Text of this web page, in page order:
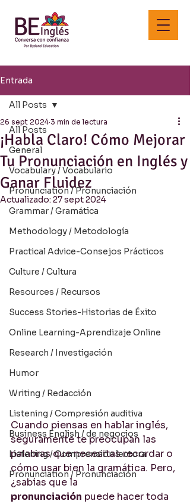
Entrada
All Posts
General
Vocabulary / Vocabulario
Pronunciation / Pronunciación
Grammar / Gramática
Methodology / Metodología
Practical Advice-Consejos Prácticos
Culture / Cultura
Resources / Recursos
Success Stories-Historias de Éxito
Online Learning-Aprendizaje Online
Research / Investigación
Humor
Writing / Redacción
Listening / Compresión auditiva
Business English / de negocios
Listening / Comprensión lectora
Pronunciation / Pronunciación
All Posts
¡Habla Claro! Cómo Mejorar
Tu Pronunciación en Inglés y
Ganar Fluidez
26 sept 2024 3 min de lectura
Actualizado: 27 sept 2024
Cuando piensas en hablar inglés,
seguramente te preocupan las
palabras que necesitas recordar o
cómo usar bien la gramática. Pero,
¿sabías que la
pronunciación puede hacer toda